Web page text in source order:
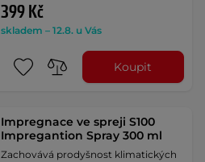
399 Kč
skladem – 12.8. u Vás
Koupit
Impregnace ve spreji S100
Impregantion Spray 300 ml
Zachovává prodyšnost klimatických